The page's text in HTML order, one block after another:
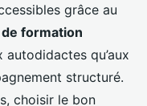
grâce au
formation
autodidactes qu’aux
structuré.
choisir le bon